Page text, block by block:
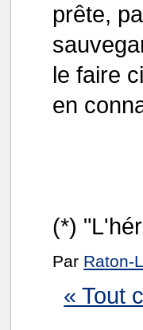
prête,
le faire
en
(*)
Par Raton-
« Tout